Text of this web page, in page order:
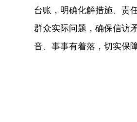
台账，明确化解措施、责
群众实际问题，确保信访
音、事事有着落，切实保